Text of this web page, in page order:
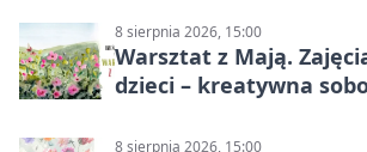
8 sierpnia 2026, 15:00
Warsztat z Mają.
dzieci – kreatywna
8 sierpnia 2026, 15:00